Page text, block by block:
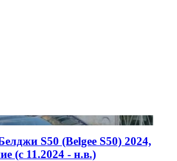
S50 (Belgee S50) 2024,
(c 11.2024 - н.в.)